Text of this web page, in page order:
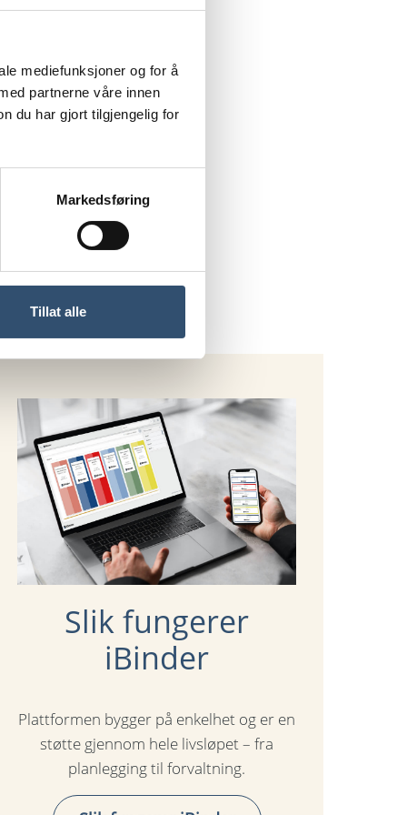
mediefunksjoner og for å
partnerne våre innen
du har gjort tilgjengelig for
Markedsføring
Tillat alle
Slik fungerer
iBinder
Plattformen bygger på enkelhet og er en
støtte gjennom hele livsløpet – fra
planlegging til forvaltning.